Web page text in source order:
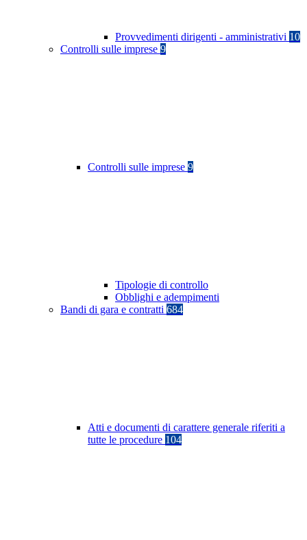
Provvedimenti dirigenti - amministrativi 10
Controlli sulle imprese 9
Controlli sulle imprese 9
Tipologie di controllo
Obblighi e adempimenti
Bandi di gara e contratti 684
Atti e documenti di carattere generale riferiti a
tutte le procedure 104